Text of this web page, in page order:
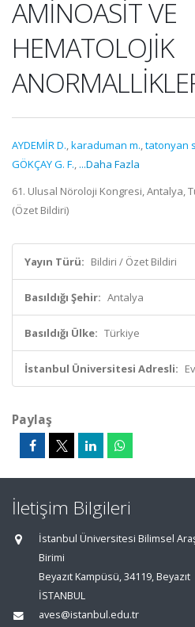
AMİNOASİT VE
HEMATOLOJİK
AYDEMİR D.,karaduman m.,tatonyan
GÖKÇAY G. F., ...Daha Fazla
61. Ulusal Nöroloji Kongresi, Antalya,
(Özet Bildiri)
Yayın Türü: Bildiri / Özet Bildiri
Basıldığı Şehir: Antalya
Basıldığı Ülke: Türkiye
İstanbul Üniversitesi Adresli:
Paylaş
İletişim Bilgileri
İstanbul Üniversitesi Bilimsel
Birimi
Beyazıt Kampüsü, 34119, Beyazıt
İSTANBUL
aves@istanbul.edu.tr